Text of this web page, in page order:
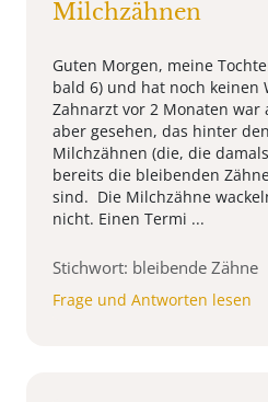
Milchzähnen
Guten Morgen, meine
bald 6) und hat noch keinen
Zahnarzt vor 2 Monaten war
aber gesehen, das hinter
Milchzähnen (die, die
bereits die bleibenden
sind. Die Milchzähne
nicht. Einen Termi ...
Stichwort: bleibende Zähne
Frage und Antworten lesen